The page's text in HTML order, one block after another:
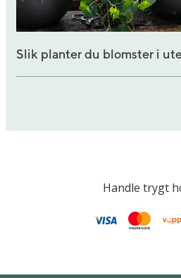
Slik planter du blomster i
Handle trygt